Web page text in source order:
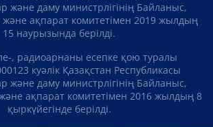
және даму министрлігінің Байланыс,
ақпарат комитетімен 2019 жылдың
15 наурызында берілді.
, радиоарнаны есепке қою туралы
куәлік Қазақстан Республикасы
және даму министрлігінің Байланыс,
ақпарат комитетімен 2016 жылдың 8
қыркүйегінде берілді.